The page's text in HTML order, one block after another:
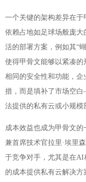
一个关键的架构差异在于
依赖占地如足球场般庞
活的部署方案，例如其“
使得甲骨文能够以紧凑
相同的安全性和功能，
措，而是填补了市场空
法提供的私有云或小规模
成本效益也成为甲骨文
兼首席技术官拉里·埃里
于竞争对手，尤其是在
的成本提供私有云解决